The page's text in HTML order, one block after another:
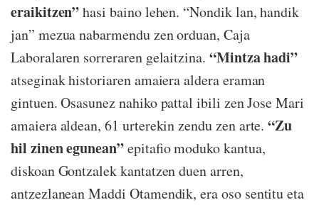
eraikitzen”hasi baino lehen. “Nondik lan, handik
jan” mezua nabarmendu zen orduan, Caja
Laboralaren sorreraren gelaitzina. “Mintza hadi”
atseginak historiaren amaiera aldera eraman
gintuen. Osasunez nahiko pattal ibili zen Jose Mari
amaiera aldean, 61 urterekin zendu zen arte.“Zu
hil zinen egunean”epitafio moduko kantua,
diskoan Gontzalek kantatzen duen arren,
antzezlanean Maddi Otamendik, era oso sentitu eta